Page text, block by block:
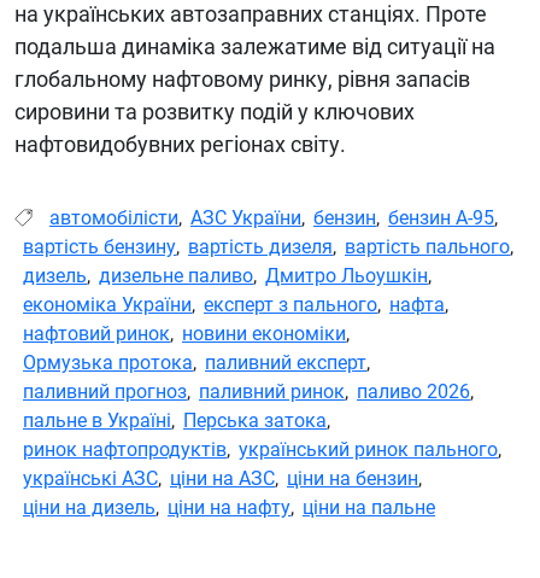
на українських автозаправних станціях. Проте
подальша динаміка залежатиме від ситуації на
глобальному нафтовому ринку, рівня запасів
сировини та розвитку подій у ключових
нафтовидобувних регіонах світу.
автомобілісти, АЗС України, бензин, бензин А-95,
вартість бензину, вартість дизеля, вартість пального,
дизель, дизельне паливо, Дмитро Льоушкін,
економіка України, експерт з пального, нафта,
нафтовий ринок, новини економіки,
Ормузька протока, паливний експерт,
паливний прогноз, паливний ринок, паливо 2026,
пальне в Україні, Перська затока,
ринок нафтопродуктів, український ринок пального,
українські АЗС, ціни на АЗС, ціни на бензин,
ціни на дизель, ціни на нафту, ціни на пальне